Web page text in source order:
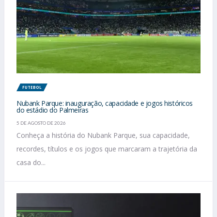
FUTEBOL
Nubank Parque: inauguração, capacidade e jogos históricos
do estádio do Palmeiras
5 DE AGOSTO DE 2026
Conheça a história do Nubank Parque, sua capacidade,
recordes, títulos e os jogos que marcaram a trajetória da
casa do...